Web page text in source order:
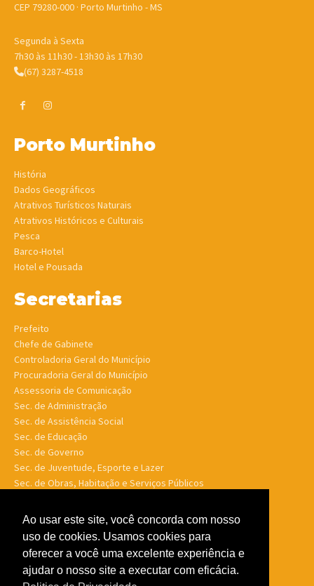
CEP 79280-000 · Porto Murtinho - MS
Segunda à Sexta
7h30 às 11h30 - 13h30 às 17h30
(67) 3287-4518
Porto Murtinho
História
Dados Geográficos
Atrativos Turísticos Naturais
Atrativos Históricos e Culturais
Pesca
Barco-Hotel
Hotel e Pousada
Secretarias
Prefeito
Chefe de Gabinete
Controladoria Geral do Município
Procuradoria Geral do Município
Assessoria de Comunicação
Sec. de Administração
Sec. de Assistência Social
Sec. de Educação
Sec. de Governo
Sec. de Juventude, Esporte e Lazer
Sec. de Obras, Habitação e Serviços Públicos
Sec. de Saúde
Sec. de Turismo
Sec. de Meio Ambiente, Desenv. Agrário, Aquicultura e Pesca
Ao usar este site, você concorda com nosso
uso de cookies. Usamos cookies para
oferecer a você uma excelente experiência e
ajudar o nosso site a executar com eficácia.